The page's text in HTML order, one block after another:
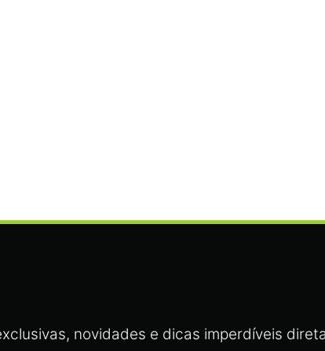
novidades e dicas imperdíveis